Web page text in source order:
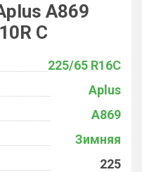
A869
C
225/65 R16C
Aplus
A869
Зимняя
225